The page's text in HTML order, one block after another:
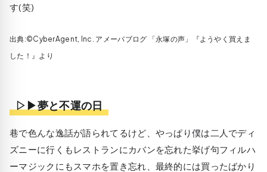
す(笑)
出典:©CyberAgent, Inc. アメーバブログ 「永塚の声」『ようやく買えま
した！』より
▷▶夢と不運の日
巷で色んな逸話が語られてるけど、やっぱり僕は二人でディ
ズニーに行くもレストランにカバンを忘れた挙げ句フィルハ
ーマジックにもスマホを置き忘れ、最終的には買ったばかり